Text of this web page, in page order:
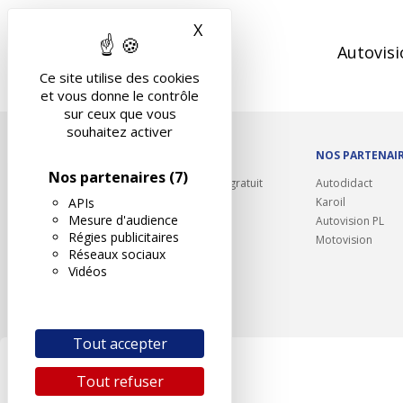
Ce site utilise des cookies
et vous donne le contrôle
sur ceux que vous
souhaitez activer
Nos partenaires (7)
APIs
Mesure d'audience
Régies publicitaires
Réseaux sociaux
Vidéos
Tout accepter
Tout refuser
X
Rappel contrôle technique gratuit
Partenariats/Remises
Liens utiles
Contact
Plan du site
NOS
Autodidact
Karoil
Autovision PL
Motovision